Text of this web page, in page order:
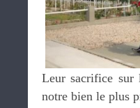
Leur sacrifice sur
notre bien le plus